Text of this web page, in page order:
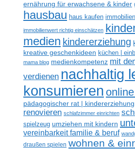
ernährung für erwachsene & kinder
hausbau haus kaufen
immobilienwert richtig einschätzen
medien kindererziehung
kreative geschenkideen küchen |
mama blog medienkompetenz mit
verdienen nachhaltig
konsumieren
pädagogischer rat | kindererziehung
renovieren schlafzimmer einrichten
spielzeug umziehen mit kindern
vereinbarkeit familie & beruf
draußen spielen wohnen &